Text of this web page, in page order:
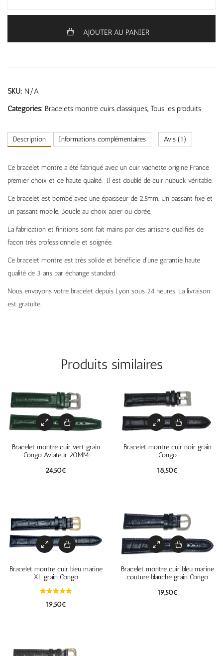
AJOUTER AU PANIER
SKU: N/A
Categories: Bracelets montre cuirs classiques, Tous les produits
Description Informations complémentaires Avis (1)
Ce bracelet montre a été fabriqué avec un cuir vachette origine France
premier choix et de haute qualité. Il est doublé de cuir nubuck véritable.
Ce bracelet est bombé avec une épaisseur de 2.5mm. Un passant fixe et
un passant mobile. Boucle au choix acier ou dorée.
La fabrication et finitions sont fait mains par des artisans qualifiés de
façon très professionnelle et soignée.
Ce bracelet montre est très solide et bénéficie d’une garantie haute
qualité de 3 ans par échange standard.
Nous envoyons votre bracelet depuis Lyon sous 24 heures. La livraison
est gratuite.
Produits similaires
Bracelet montre cuir vert grain
Congo Aviateur 20MM
24,50€
Bracelet montre cuir noir grain
Congo
18,50€
Bracelet montre cuir bleu marine
XL grain Congo
19,50€
Bracelet montre cuir bleu marine
couture blanche grain Congo
19,50€